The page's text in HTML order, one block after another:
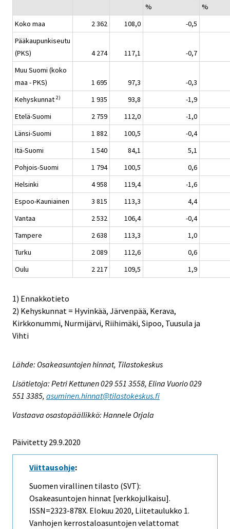
%
%
Koko maa
2 362 108,0
-0,5
Pääkaupunkiseutu
(PKS)
4 274 117,1
-0,7
Muu Suomi (koko
maa - PKS)
1 695 97,3
-0,3
Kehyskunnat 2) 1 935 93,8
-1,9
Etelä-Suomi
2 759 112,0
-1,0
Länsi-Suomi
1 882 100,5
-0,4
Itä-Suomi
1 540 84,1
5,1
Pohjois-Suomi
1 794 100,5
0,6
Helsinki
4 958 119,4
-1,6
Espoo-Kauniainen
3 815 113,3
4,4
Vantaa
2 532 106,4
-0,4
Tampere
2 638 113,3
1,0
Turku
2 089 112,6
0,6
Oulu
2 217 109,5 1,9
1) Ennakkotieto
2) Kehyskunnat = Hyvinkää, Järvenpää, Kerava,
Kirkkonummi, Nurmijärvi, Riihimäki, Sipoo, Tuusula ja
Vihti
Lähde: Osakeasuntojen hinnat, Tilastokeskus
Lisätietoja: Petri Kettunen 029 551 3558, Elina Vuorio 029
551 3385, asuminen.hinnat@tilastokeskus.fi
Vastaava osastopäällikkö: Hannele Orjala
Päivitetty 29.9.2020
Viittausohje:
Suomen virallinen tilasto (SVT):
Osakeasuntojen hinnat [verkkojulkaisu].
ISSN=2323-878X. Elokuu 2020, Liitetaulukko 1.
Vanhojen kerrostaloasuntojen velattomat